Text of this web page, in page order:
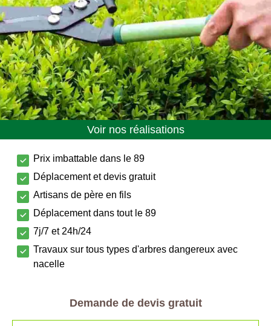
Voir nos réalisations
Prix imbattable dans le 89
Déplacement et devis gratuit
Artisans de père en fils
Déplacement dans tout le 89
7j/7 et 24h/24
Travaux sur tous types d'arbres dangereux avec
nacelle
Demande de devis gratuit